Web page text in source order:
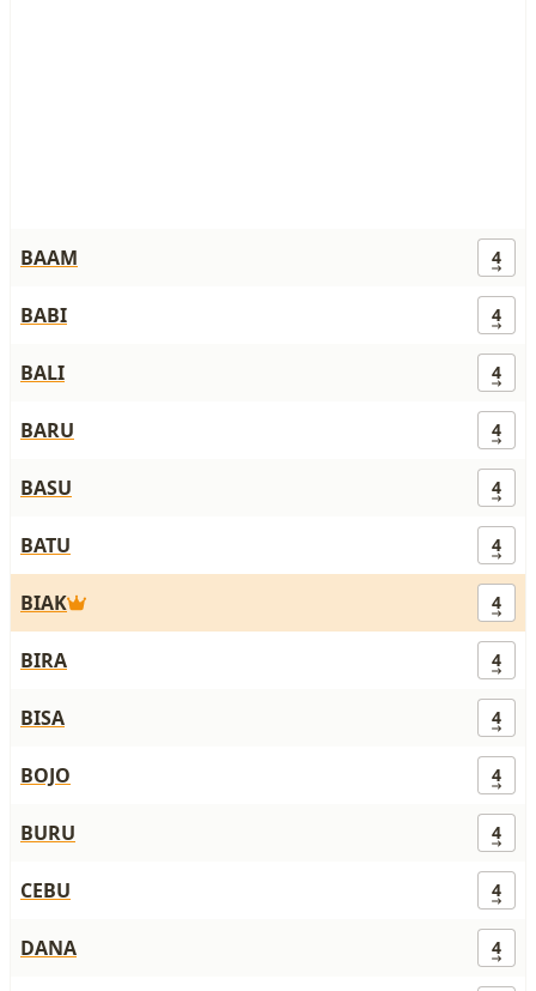
BAAM 4
BABI 4
BALI 4
BARU 4
BASU 4
BATU 4
BIAK 4
BIRA 4
BISA 4
BOJO 4
BURU 4
CEBU 4
DANA 4